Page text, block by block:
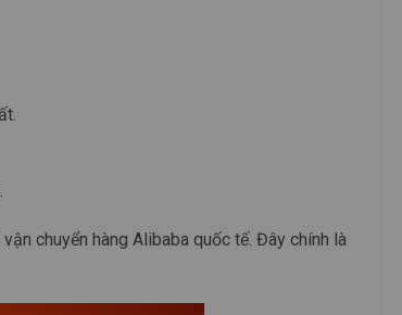
chuyển hàng Alibaba quốc tế. Đây chính là